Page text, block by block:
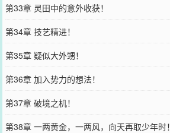
第33章 灵田中的意外收获！
第34章 技艺精进！
第35章 疑似大外甥！
第36章 加入势力的想法！
第37章 破境之机！
第38章 一两黄金，一两风，向天再取少年时！